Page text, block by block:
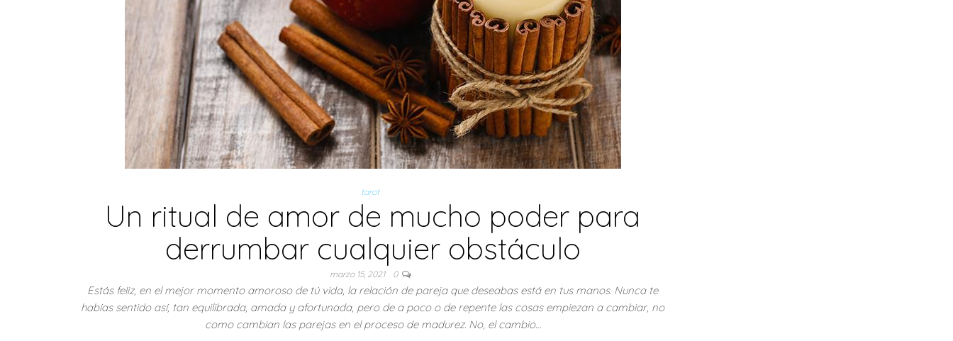
tarot
Un ritual de amor de mucho poder para
derrumbar cualquier obstáculo
marzo 15, 2021 0
Estás feliz, en el mejor momento amoroso de tú vida, la relación de pareja que deseabas está en tus manos. Nunca te
habías sentido así, tan equilibrada, amada y afortunada, pero de a poco o de repente las cosas empiezan a cambiar, no
como cambian las parejas en el proceso de madurez. No, el cambio…